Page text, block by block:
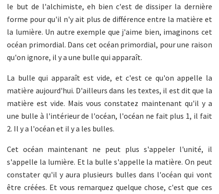
le but de l'alchimiste, eh bien c'est de dissiper la dernière
forme pour qu'il n'y ait plus de différence entre la matière et
la lumière. Un autre exemple que j'aime bien, imaginons cet
océan primordial. Dans cet océan primordial, pour une raison
qu'on ignore, il y a une bulle qui apparaît.
La bulle qui apparaît est vide, et c'est ce qu'on appelle la
matière aujourd'hui. D'ailleurs dans les textes, il est dit que la
matière est vide. Mais vous constatez maintenant qu'il y a
une bulle à l'intérieur de l'océan, l'océan ne fait plus 1, il fait
2. Il y a l'océan et il y a les bulles.
Cet océan maintenant ne peut plus s'appeler l'unité, il
s'appelle la lumière. Et la bulle s'appelle la matière. On peut
constater qu'il y aura plusieurs bulles dans l'océan qui vont
être créées. Et vous remarquez quelque chose, c'est que ces